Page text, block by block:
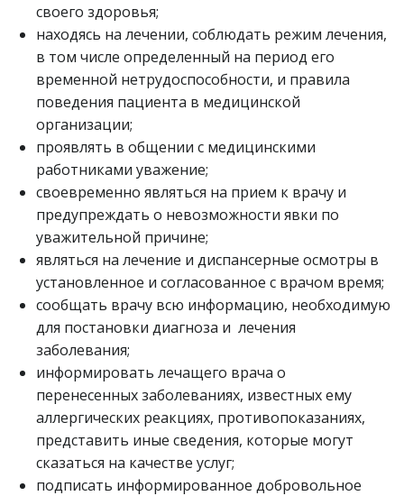
своего здоровья;
находясь на лечении, соблюдать режим лечения,
в том числе определенный на период его
временной нетрудоспособности, и правила
поведения пациента в медицинской
организации;
проявлять в общении с медицинскими
работниками уважение;
своевременно являться на прием к врачу и
предупреждать о невозможности явки по
уважительной причине;
являться на лечение и диспансерные осмотры в
установленное и согласованное с врачом время;
сообщать врачу всю информацию, необходимую
для постановки диагноза и лечения
заболевания;
информировать лечащего врача о
перенесенных заболеваниях, известных ему
аллергических реакциях, противопоказаниях,
представить иные сведения, которые могут
сказаться на качестве услуг;
подписать информированное добровольное